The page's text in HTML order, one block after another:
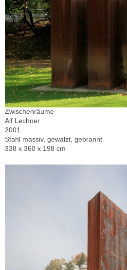
Zwischenräume
Alf Lechner
2001
Stahl massiv, gewalzt, gebrannt
338 x 360 x 198 cm